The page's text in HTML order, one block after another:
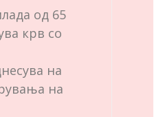
од 65
крв со
на
на